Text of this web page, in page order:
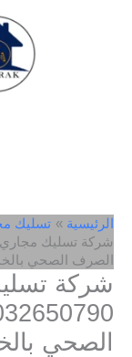
الرئيسية
تسليك
الصرف الصحي
شركة
الصحي